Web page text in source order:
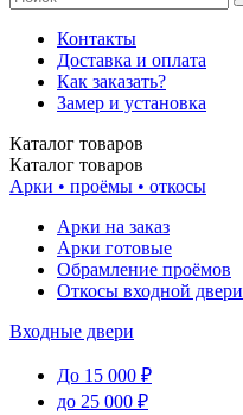
Контакты
Доставка и оплата
Как заказать?
Замер и установка
Каталог товаров
Каталог товаров
Арки • проёмы • откосы
Арки на заказ
Арки готовые
Обрамление проёмов
Откосы входной двери
Входные двери
До 15 000 ₽
до 25 000 ₽